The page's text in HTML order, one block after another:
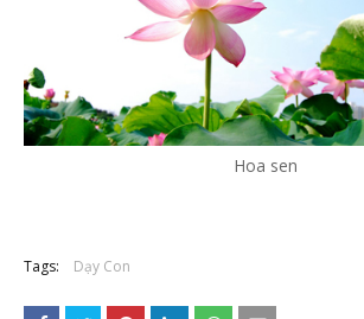
Hoa sen
Tags: Dạy Con